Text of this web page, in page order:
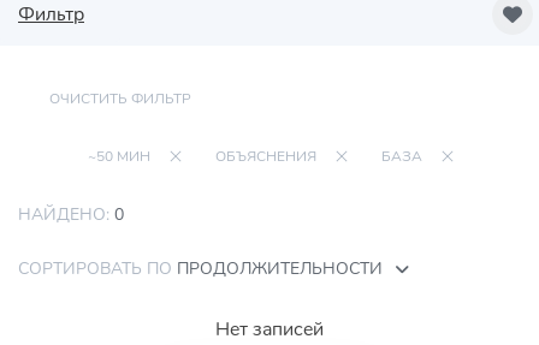
Фильтр
ОЧИСТИТЬ ФИЛЬТР
~50 МИН ОБЪЯСНЕНИЯ БАЗА
НАЙДЕНО: 0
СОРТИРОВАТЬ ПО ПРОДОЛЖИТЕЛЬНОСТИ
Нет записей